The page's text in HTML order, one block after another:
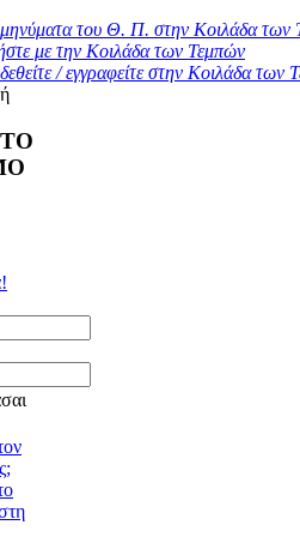
του Θ. Π. στην Κοιλάδα των
με την Κοιλάδα των Τεμπών
/ εγγραφείτε στην Κοιλάδα των